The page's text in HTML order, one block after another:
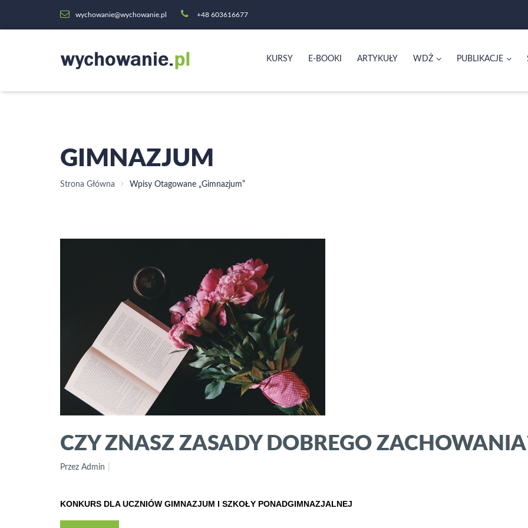
wychowanie@wychowanie.pl +48 603616677
KURSY E-BOOKI ARTYKUŁY WDŻ PUBLIKACJE
GIMNAZJUM
Strona Główna Wpisy Otagowane „gimnazjum”
CZY ZNASZ ZASADY DOBREGO
Przez Admin
KONKURS DLA UCZNIÓW GIMNAZJUM I SZKOŁY PONADGIMNAZJALNEJ